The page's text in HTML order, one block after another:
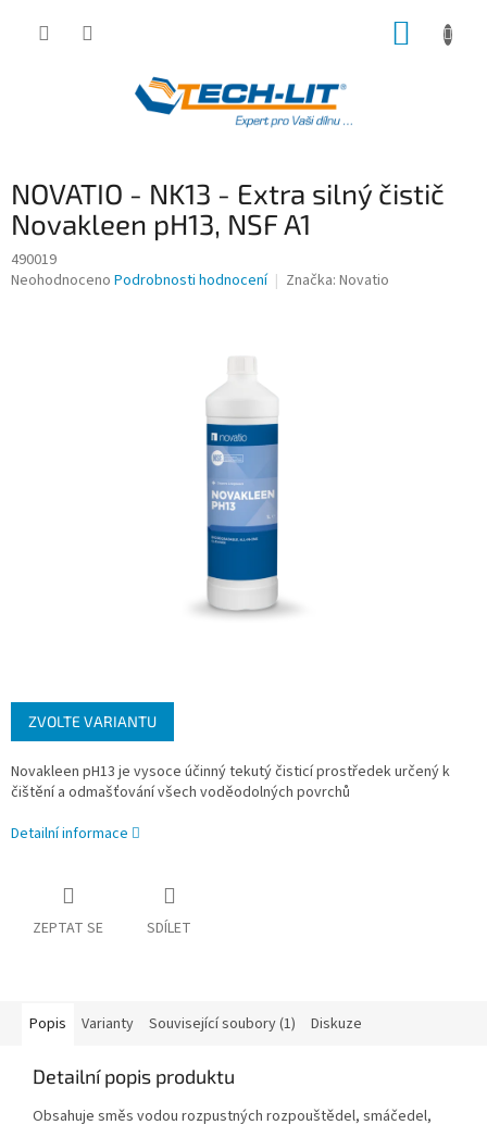
NOVATIO - NK13 - Extra silný čistič
Novakleen pH13, NSF A1
490019
Průměrné
Neohodnoceno Podrobnosti hodnocení Značka: Novatio
ZVOLTE VARIANTU
Novakleen pH13 je vysoce účinný tekutý čisticí prostředek určený k
čištění a odmašťování všech voděodolných povrchů
Detailní informace
ZEPTAT SE SDÍLET
Popis Varianty Související soubory (1) Diskuze
Detailní popis produktu
Obsahuje směs vodou rozpustných rozpouštědel, smáčedel,